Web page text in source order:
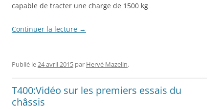
capable de tracter une charge de 1500 kg
Continuer la lecture →
Publié le 24 avril 2015 par Hervé Mazelin.
T400:Vidéo sur les premiers essais du
châssis